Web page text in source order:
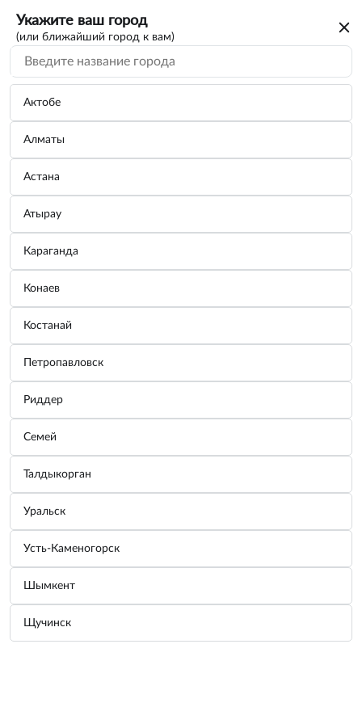
Укажите ваш город
(или ближайший город к вам)
Актобе
Алматы
Астана
Атырау
Караганда
Конаев
Костанай
Петропавловск
Риддер
Семей
Талдыкорган
Уральск
Усть-Каменогорск
Шымкент
Щучинск
Антифриз X-Freeze (-40) красный G12+
5кг
Бренд:ТОСОЛ-СИНТЕЗ
Узнать цену
Краткие характеристики
Объем
Индекс допуска:
G12
Цвет
ВСЕ ХАРАКТЕРИСТИКИ
Возможно, вас заинтересует